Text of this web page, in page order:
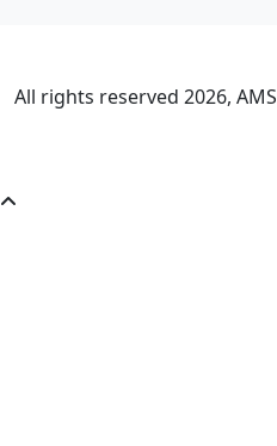
All rights reserved 2026, AMS